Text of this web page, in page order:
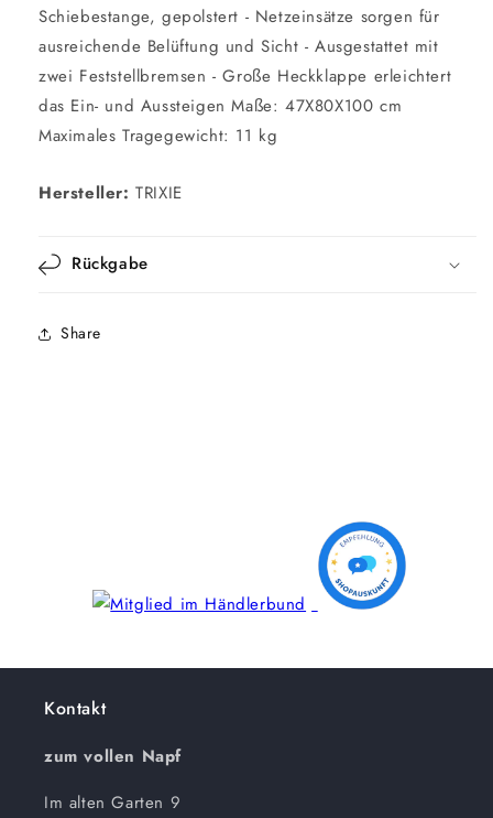
Schiebestange, gepolstert - Netzeinsätze sorgen für
ausreichende Belüftung und Sicht - Ausgestattet mit
zwei Feststellbremsen - Große Heckklappe erleichtert
das Ein- und Aussteigen Maße: 47X80X100 cm
Maximales Tragegewicht: 11 kg
Hersteller:TRIXIE
Rückgabe
Share
Kontakt
zum vollen Napf
Im alten Garten 9